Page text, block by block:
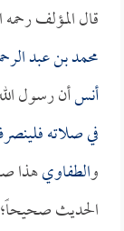
قال المؤلف رحمه
محمد بن عبد
أنسأن رسول
في صلاته
والطفاويهذا
الحديث